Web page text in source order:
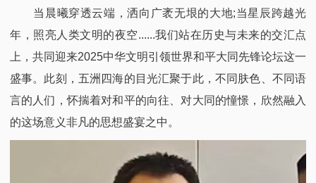
当晨曦穿透云端，洒向广袤无垠的大地;当星辰跨越光
年，照亮人类文明的夜空......我们站在历史与未来的交汇点
上，共同迎来2025中华文明引领世界和平大同先锋论坛这一
盛事。此刻，五洲四海的目光汇聚于此，不同肤色、不同语
言的人们，怀揣着对和平的向往、对大同的憧憬，欣然融入
的这场意义非凡的思想盛宴之中。​